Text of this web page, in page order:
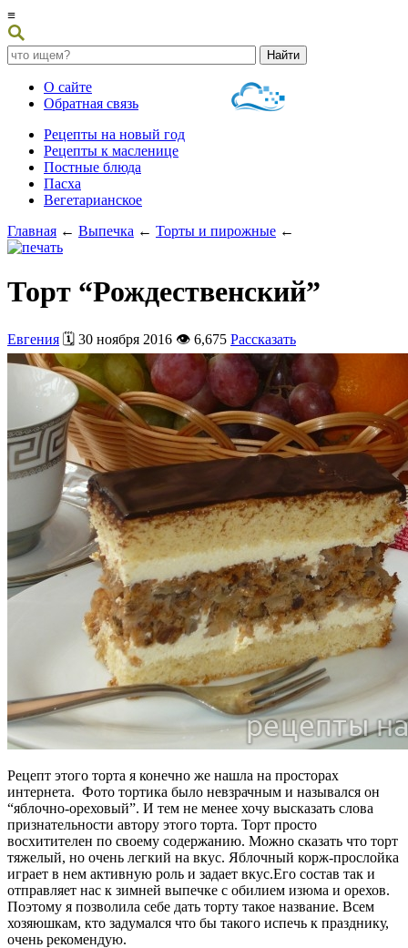
≡
О сайте
Обратная связь
Рецепты на новый год
Рецепты к масленице
Постные блюда
Пасха
Вегетарианское
Главная ← Выпечка ← Торты и пирожные ←
Торт “Рождественский”
Евгения 🗓️ 30 ноября 2016 👁️ 6,675 Рассказать
Рецепт этого торта я конечно же нашла на просторах
интернета. Фото тортика было невзрачным и назывался он
“яблочно-ореховый”. И тем не менее хочу высказать слова
признательности автору этого торта. Торт просто
восхитителен по своему содержанию. Можно сказать что торт
тяжелый, но очень легкий на вкус. Яблочный корж-прослойка
играет в нем активную роль и задает вкус.Его состав так и
отправляет нас к зимней выпечке с обилием изюма и орехов.
Поэтому я позволила себе дать торту такое название. Всем
хозяюшкам, кто задумался что бы такого испечь к празднику,
очень рекомендую.